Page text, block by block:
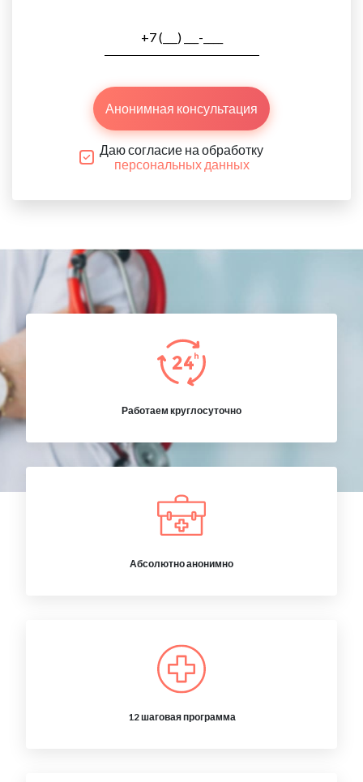
Анонимная консультация
Даю согласие на обработку
персональных данных
Работаем круглосуточно
Абсолютно анонимно
12 шаговая программа